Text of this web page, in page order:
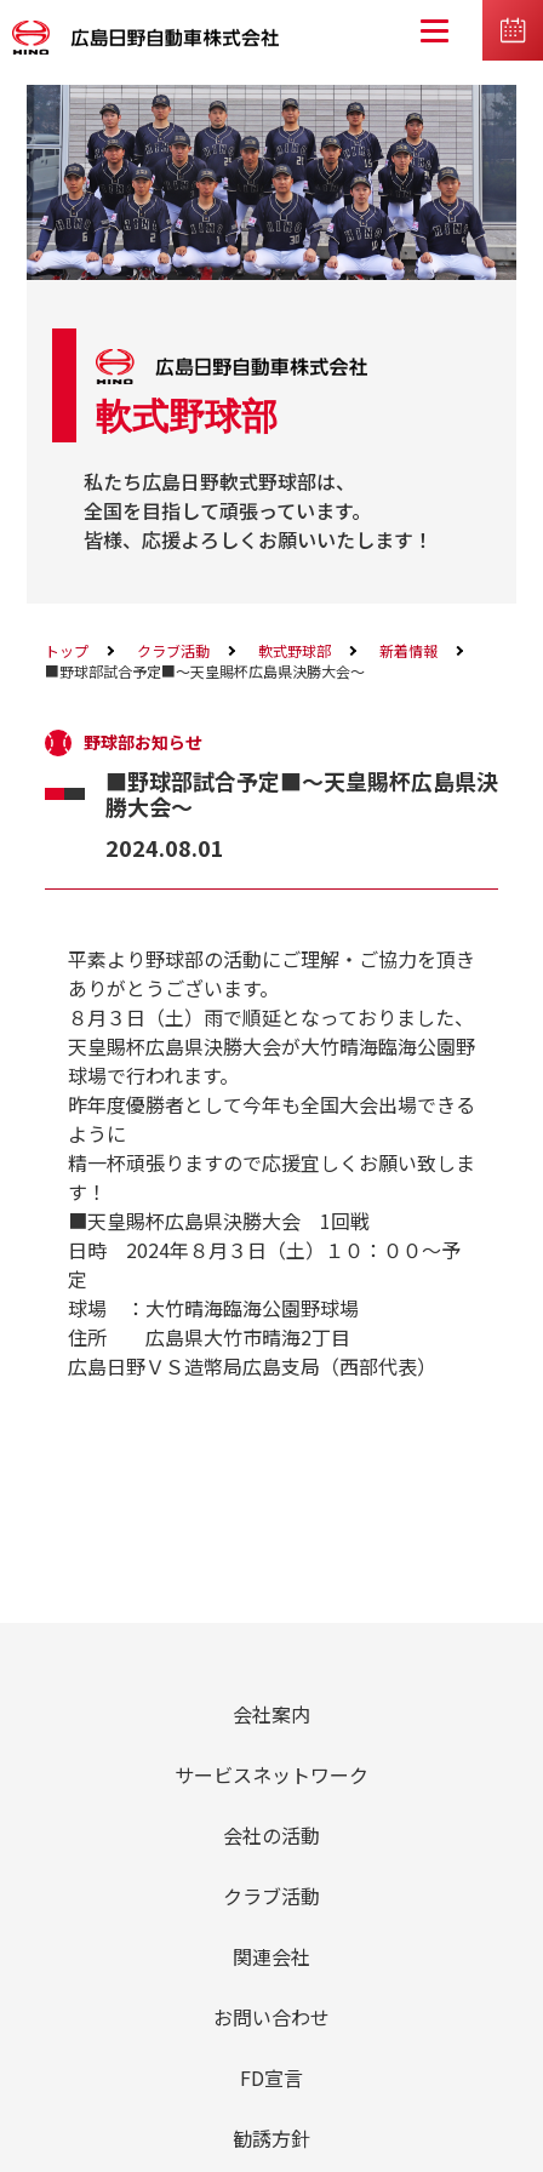
軟式野球部
私たち広島日野軟式野球部は、
全国を目指して頑張っています。
皆様、応援よろしくお願いいたします！
トップ クラブ活動 軟式野球部
新着情報
■野球部試合予定■～天皇賜杯広島県決勝大会～
野球部お知らせ
■野球部試合予定■～天皇賜杯広島県決
勝大会～
2024.08.01
平素より野球部の活動にご理解・ご協力を頂き
ありがとうございます。
８月３日（土）雨で順延となっておりました、
天皇賜杯広島県決勝大会が大竹晴海臨海公園野
球場で行われます。
昨年度優勝者として今年も全国大会出場できる
ように
精一杯頑張りますので応援宜しくお願い致しま
す！
■天皇賜杯広島県決勝大会 1回戦
日時 2024年８月３日（土）１０：００～予
定
球場 ：大竹晴海臨海公園野球場
住所 広島県大竹市晴海2丁目
広島日野ＶＳ造幣局広島支局（西部代表）
会社案内
サービスネットワーク
会社の活動
クラブ活動
関連会社
お問い合わせ
FD宣言
勧誘方針